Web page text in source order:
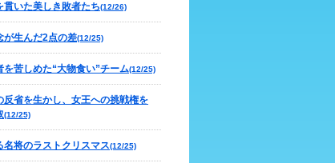
貫いた美しき敗者たち(12/26)
が生んだ2点の差(12/25)
を苦しめた“大物食い”チーム(12/25)
反省を生かし、女王への挑戦権を
(12/25)
名将のラストクリスマス(12/25)